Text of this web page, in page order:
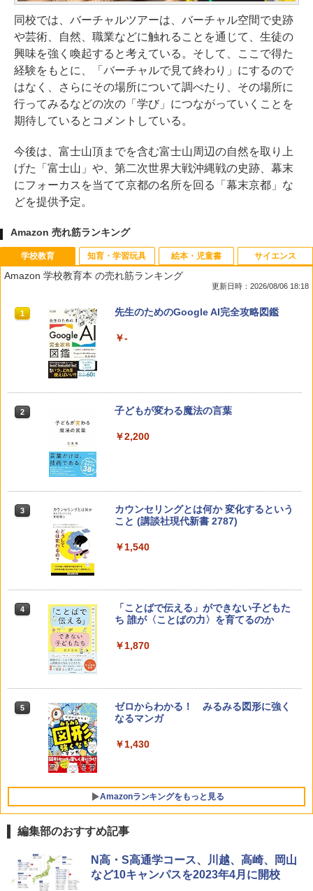
同校では、バーチャルツアーは、バーチャル空間で史跡
や芸術、自然、職業などに触れることを通じて、生徒の
興味を強く喚起すると考えている。そして、ここで得た
経験をもとに、「バーチャルで見て終わり」にするので
はなく、さらにその場所について調べたり、その場所に
行ってみるなどの次の「学び」につながっていくことを
期待しているとコメントしている。
今後は、富士山頂までを含む富士山周辺の自然を取り上
げた「富士山」や、第二次世界大戦沖縄戦の史跡、幕末
にフォーカスを当てて京都の名所を回る「幕末京都」な
どを提供予定。
Amazon 売れ筋ランキング
学校教育
Amazon 学校教育本 の売れ筋ランキング
更新日時：2026/08/06 18:18
1 先生のためのGoogle AI完全攻略図鑑
￥-
2 子どもが変わる魔法の言葉
￥2,200
3
カウンセリングとは何か 変化するという
こと (講談社現代新書 2787)
￥1,540
4
「ことばで伝える」ができない子どもた
ち 誰が〈ことばの力〉を育てるのか
￥1,870
5
ゼロからわかる！ みるみる図形に強く
なるマンガ
￥1,430
Amazonランキングをもっと見る
知育・学習玩具
1
Amazon Fire HD 10 キッズモデル (10イ
ンチ) ピンク 対象年齢3歳から 数千点の
キッズコンテンツが1年間使い放題
絵本・児童書
1
タッチペンで音が聞ける!はじめてずかん
1000 英語つき ([バラエティ])
サイエンス
1
ThinkFun ボードゲーム 「サーキット・
メイズ」 配線回路をプログラミングする
日本語説明書付 8歳~ 76341 誕生日 クリ
編集部のおすすめ記事
N高・S高通学コース、川越、高崎、岡山
など10キャンパスを2023年4月に開校